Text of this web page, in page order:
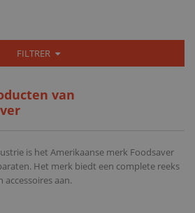
FILTRER
van
is het Amerikaanse merk Foodsaver
Het merk biedt een complete reeks
accessoires aan.